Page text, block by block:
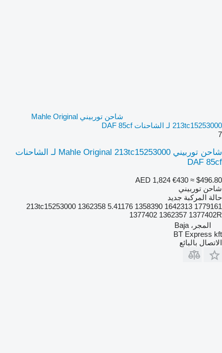
شاحن توربيني Mahle Original
213tc15253000 لـ الشاحنات DAF 85cf
7
شاحن توربيني Mahle Original 213tc15253000 لـ الشاحنات
DAF 85cf
AED 1,824 €430 ≈ $496.80
شاحن توربيني
حالة المركبة جديد
213tc15253000 1362358 5.41176 1358390 1642313 1779161
1377402 1362357 1377402R
المجر، Baja
BT Express kft
الاتصال بالبائع